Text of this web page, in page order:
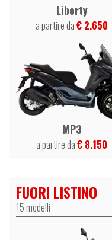
Liberty
a partire da€ 2.650
MP3
a partire da€ 8.150
FUORI LISTINO
15 modelli